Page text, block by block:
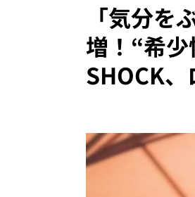
「気分
増！“希
SHOCK